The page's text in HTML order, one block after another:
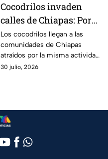
Cocodrilos invaden
calles de Chiapas: Por
esta razón salen en
temporada de lluvias
Los cocodrilos llegan a las
comunidades de Chiapas
atraídos por la misma actividad
humana, pero ¿qué es lo que
30 julio, 2026